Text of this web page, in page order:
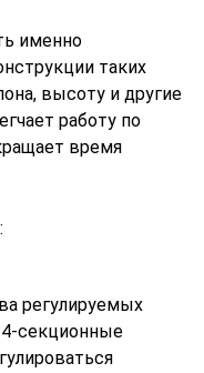
именно
таких
высоту и другие
работу по
время
регулируемых
секционные